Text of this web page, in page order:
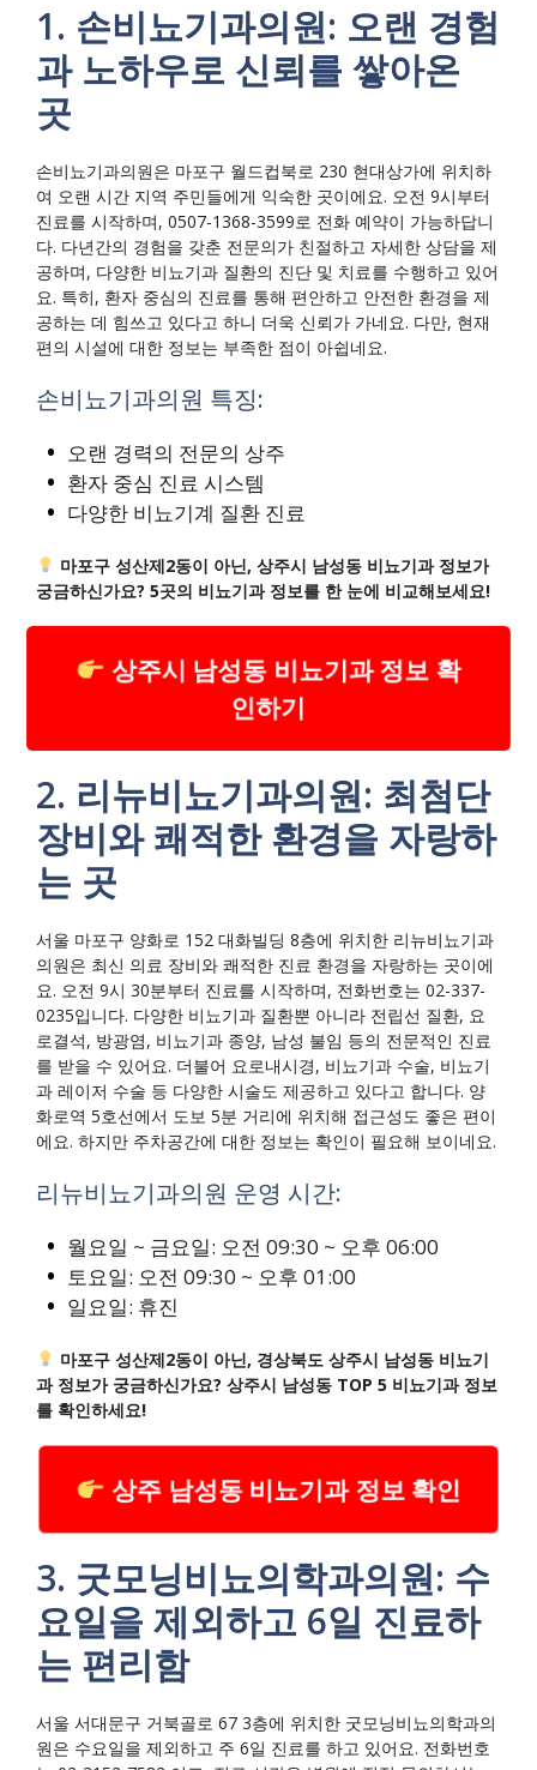
1. 손비뇨기과의원: 오랜 경험
과 노하우로 신뢰를 쌓아온
곳
손비뇨기과의원은 마포구 월드컵북로 230 현대상가에 위치하
여 오랜 시간 지역 주민들에게 익숙한 곳이에요. 오전 9시부터
진료를 시작하며, 0507-1368-3599로 전화 예약이 가능하답니
다. 다년간의 경험을 갖춘 전문의가 친절하고 자세한 상담을 제
공하며, 다양한 비뇨기과 질환의 진단 및 치료를 수행하고 있어
요. 특히, 환자 중심의 진료를 통해 편안하고 안전한 환경을 제
공하는 데 힘쓰고 있다고 하니 더욱 신뢰가 가네요. 다만, 현재
편의 시설에 대한 정보는 부족한 점이 아쉽네요.
손비뇨기과의원 특징:
오랜 경력의 전문의 상주
환자 중심 진료 시스템
다양한 비뇨기계 질환 진료
마포구 성산제2동이 아닌, 상주시 남성동 비뇨기과 정보가
궁금하신가요? 5곳의 비뇨기과 정보를 한 눈에 비교해보세요!
상주시 남성동 비뇨기과 정보 확
인하기
2. 리뉴비뇨기과의원: 최첨단
장비와 쾌적한 환경을 자랑하
는 곳
서울 마포구 양화로 152 대화빌딩 8층에 위치한 리뉴비뇨기과
의원은 최신 의료 장비와 쾌적한 진료 환경을 자랑하는 곳이에
요. 오전 9시 30분부터 진료를 시작하며, 전화번호는 02-337-
0235입니다. 다양한 비뇨기과 질환뿐 아니라 전립선 질환, 요
로결석, 방광염, 비뇨기과 종양, 남성 불임 등의 전문적인 진료
를 받을 수 있어요. 더불어 요로내시경, 비뇨기과 수술, 비뇨기
과 레이저 수술 등 다양한 시술도 제공하고 있다고 합니다. 양
화로역 5호선에서 도보 5분 거리에 위치해 접근성도 좋은 편이
에요. 하지만 주차공간에 대한 정보는 확인이 필요해 보이네요.
리뉴비뇨기과의원 운영 시간:
월요일 ~ 금요일: 오전 09:30 ~ 오후 06:00
토요일: 오전 09:30 ~ 오후 01:00
일요일: 휴진
마포구 성산제2동이 아닌, 경상북도 상주시 남성동 비뇨기
과 정보가 궁금하신가요? 상주시 남성동 TOP 5 비뇨기과 정보
를 확인하세요!
상주 남성동 비뇨기과 정보 확인
3. 굿모닝비뇨의학과의원: 수
요일을 제외하고 6일 진료하
는 편리함
서울 서대문구 거북골로 67 3층에 위치한 굿모닝비뇨의학과의
원은 수요일을 제외하고 주 6일 진료를 하고 있어요. 전화번호